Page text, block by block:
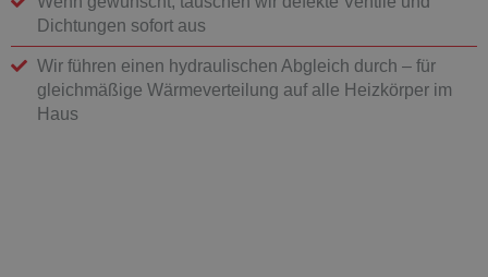
Dichtungen sofort aus
Wir führen einen hydraulischen Abgleich durch – für
gleichmäßige Wärmeverteilung auf alle Heizkörper im
Haus